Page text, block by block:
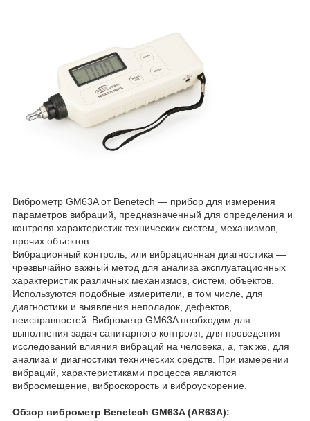
Виброметр GM63A от Benetech — прибор для измерения
параметров вибраций, предназначенный для определения и
контроля характеристик технических систем, механизмов,
прочих объектов.
Вибрационный контроль, или вибрационная диагностика —
чрезвычайно важный метод для анализа эксплуатационных
характеристик различных механизмов, систем, объектов.
Используются подобные измерители, в том числе, для
диагностики и выявления неполадок, дефектов,
неисправностей. Виброметр GM63A необходим для
выполнения задач санитарного контроля, для проведения
исследований влияния вибраций на человека, а, так же, для
анализа и диагностики технических средств. При измерении
вибраций, характеристиками процесса являются
вибросмещение, виброскорость и виброускорение.
Обзор виброметр Benetech GM63A (AR63A):